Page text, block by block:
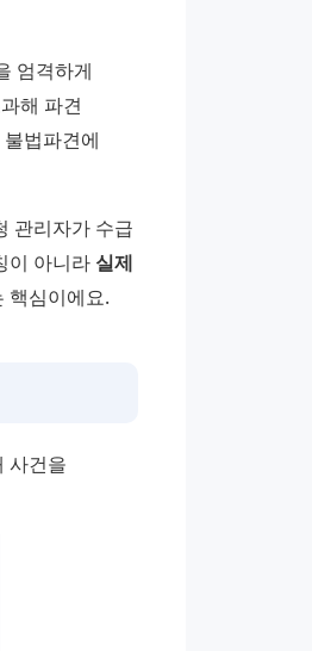
엄격하게
해 파견
법파견에
관리자가 수급
이 아니라 실제
핵심이에요.
사건을